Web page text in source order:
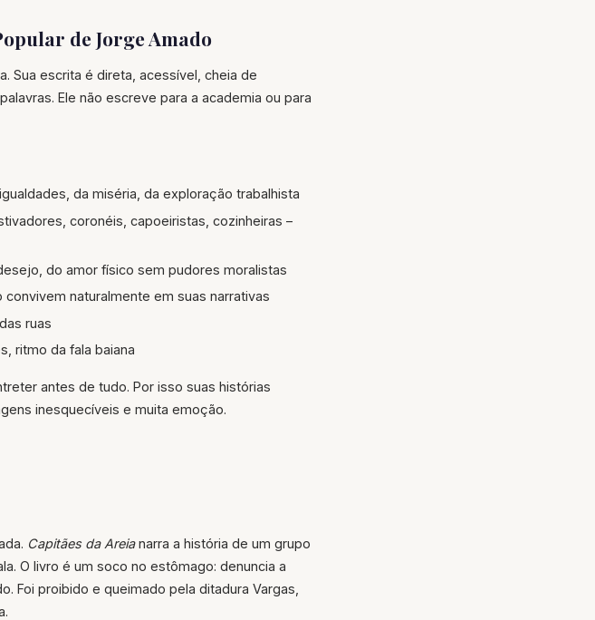
de Jorge Amado
Sua escrita é direta, acessível, cheia de
Ele não escreve para a academia ou para
da miséria, da exploração trabalhista
coronéis, capoeiristas, cozinheiras –
do amor físico sem pudores moralistas
naturalmente em suas narrativas
ruas
ritmo da fala baiana
antes de tudo. Por isso suas histórias
inesquecíveis e muita emoção.
Capitães da Areianarra a história de um grupo
O livro é um soco no estômago: denuncia a
Foi proibido e queimado pela ditadura Vargas,